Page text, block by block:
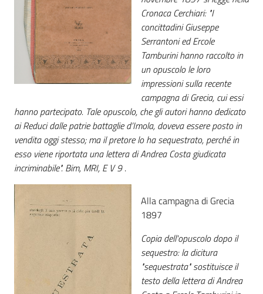
Catalogo
on line
Chiedi al
bibliotecario
Avvisi
Orari
Cronaca Cerchiari: "I
concittadini Giuseppe
Serrantoni ed Ercole
Tamburini hanno raccolto in
un opuscolo le loro
impressioni sulla recente
campagna di Grecia, cui essi
hanno partecipato. Tale opuscolo, che gli autori hanno dedicato
ai Reduci dalle patrie battaglie d’Imola, doveva essere posto in
vendita oggi stesso; ma il pretore lo ha sequestrato, perché in
esso viene riportata una lettera di Andrea Costa giudicata
incriminabile". Bim, MRI, E V 9.
Alla campagna di Grecia
1897
Copia dell'opuscolo dopo il
sequestro: la dicitura
"sequestrata" sostituisce il
testo della lettera di Andrea